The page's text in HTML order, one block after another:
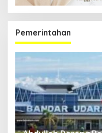
Pemerintahan